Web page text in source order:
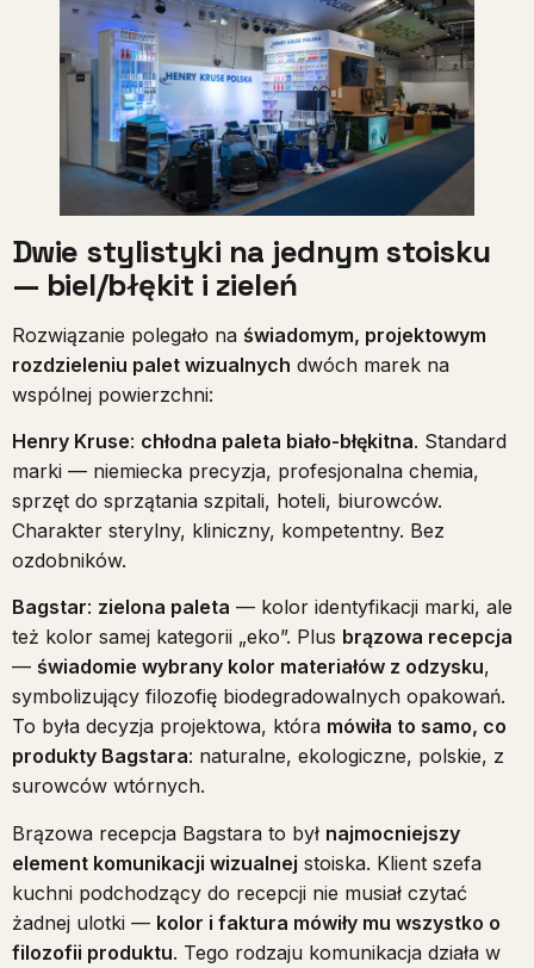
Dwie stylistyki na jednym stoisku
— biel/błękit i zieleń
Rozwiązanie polegało na świadomym, projektowym
rozdzieleniu palet wizualnych dwóch marek na
wspólnej powierzchni:
Henry Kruse: chłodna paleta biało-błękitna. Standard
marki — niemiecka precyzja, profesjonalna chemia,
sprzęt do sprzątania szpitali, hoteli, biurowców.
Charakter sterylny, kliniczny, kompetentny. Bez
ozdobników.
Bagstar: zielona paleta — kolor identyfikacji marki, ale
też kolor samej kategorii „eko”. Plus brązowa recepcja
— świadomie wybrany kolor materiałów z odzysku,
symbolizujący filozofię biodegradowalnych opakowań.
To była decyzja projektowa, która mówiła to samo, co
produkty Bagstara: naturalne, ekologiczne, polskie, z
surowców wtórnych.
Brązowa recepcja Bagstara to był najmocniejszy
element komunikacji wizualnej stoiska. Klient szefa
kuchni podchodzący do recepcji nie musiał czytać
żadnej ulotki — kolor i faktura mówiły mu wszystko o
filozofii produktu. Tego rodzaju komunikacja działa w